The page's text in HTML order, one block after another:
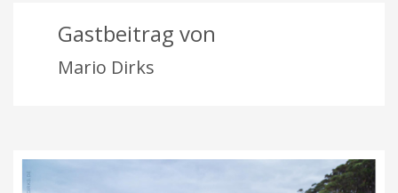
Gastbeitrag von
Mario Dirks